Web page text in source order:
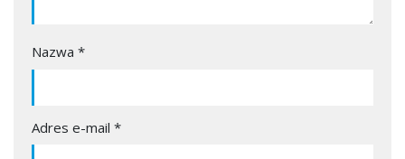
Nazwa *
Adres e-mail *